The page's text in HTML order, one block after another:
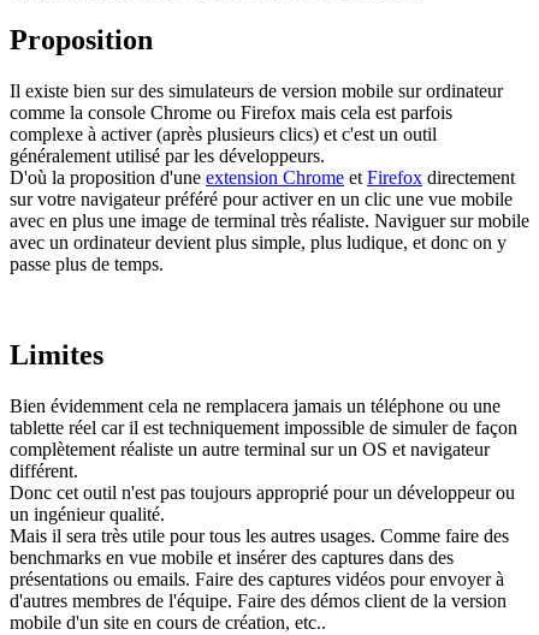
Proposition
Il existe bien sur des simulateurs de version mobile sur ordinateur
comme la console Chrome ou Firefox mais cela est parfois
complexe à activer (après plusieurs clics) et c'est un outil
généralement utilisé par les développeurs.
D'où la proposition d'une extension Chrome et Firefox directement
sur votre navigateur préféré pour activer en un clic une vue mobile
avec en plus une image de terminal très réaliste. Naviguer sur mobile
avec un ordinateur devient plus simple, plus ludique, et donc on y
passe plus de temps.
Limites
Bien évidemment cela ne remplacera jamais un téléphone ou une
tablette réel car il est techniquement impossible de simuler de façon
complètement réaliste un autre terminal sur un OS et navigateur
différent.
Donc cet outil n'est pas toujours approprié pour un développeur ou
un ingénieur qualité.
Mais il sera très utile pour tous les autres usages. Comme faire des
benchmarks en vue mobile et insérer des captures dans des
présentations ou emails. Faire des captures vidéos pour envoyer à
d'autres membres de l'équipe. Faire des démos client de la version
mobile d'un site en cours de création, etc..